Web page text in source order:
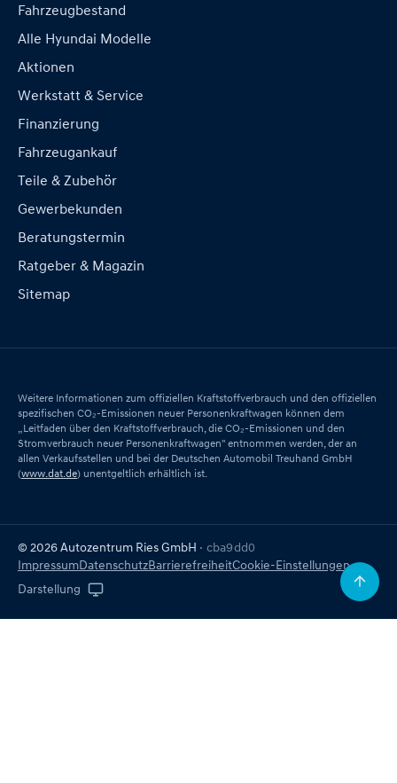
Fahrzeugbestand
Alle Hyundai Modelle
Aktionen
Werkstatt & Service
Finanzierung
Fahrzeugankauf
Teile & Zubehör
Gewerbekunden
Beratungstermin
Ratgeber & Magazin
Sitemap
Weitere Informationen zum offiziellen Kraftstoffverbrauch und den offiziellen
spezifischen CO₂-Emissionen neuer Personenkraftwagen können dem
„Leitfaden über den Kraftstoffverbrauch, die CO₂-Emissionen und den
Stromverbrauch neuer Personenkraftwagen" entnommen werden, der an
allen Verkaufsstellen und bei der Deutschen Automobil Treuhand GmbH
(www.dat.de) unentgeltlich erhältlich ist.
© 2026 Autozentrum Ries GmbH · cba9dd0
ImpressumDatenschutzBarrierefreiheitCookie-Einstellungen
Darstellung